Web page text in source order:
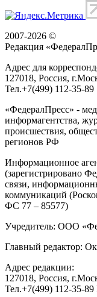
2007-2026 ©
Редакция «
Адрес для
127018, Россия, г.
Тел.+7(499) 112-35-89
«ФедералПресс» -
информагентства,
происшествия,
регионов РФ
Информационное
(зарегистрировано
связи,
коммуникаций
ФС 77 – 85577)
Учредитель: ООО
Главный редактор:
Адрес редакции:
127018, Россия,
Тел.+7(499) 112-35-89